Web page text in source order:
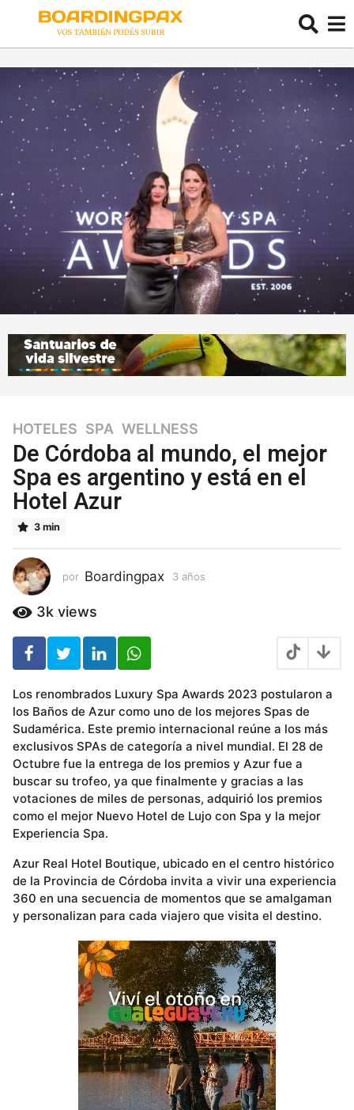
3
a
ñ
o
s
a
o
s
HOTELES ,SPA ,WELLNESS
De Córdoba al mundo, el mejor
Spa es argentino y está en el
Hotel Azur
3 min
por Boardingpax 3 años
3k views
Los renombrados Luxury Spa Awards 2023 postularon a
los Baños de Azur como uno de los mejores Spas de
Sudamérica. Este premio internacional reúne a los más
exclusivos SPAs de categoría a nivel mundial. El 28 de
Octubre fue la entrega de los premios y Azur fue a
buscar su trofeo, ya que finalmente y gracias a las
votaciones de miles de personas, adquirió los premios
como el mejor Nuevo Hotel de Lujo con Spa y la mejor
Experiencia Spa.
Azur Real Hotel Boutique, ubicado en el centro histórico
de la Provincia de Córdoba invita a vivir una experiencia
360 en una secuencia de momentos que se amalgaman
y personalizan para cada viajero que visita el destino.